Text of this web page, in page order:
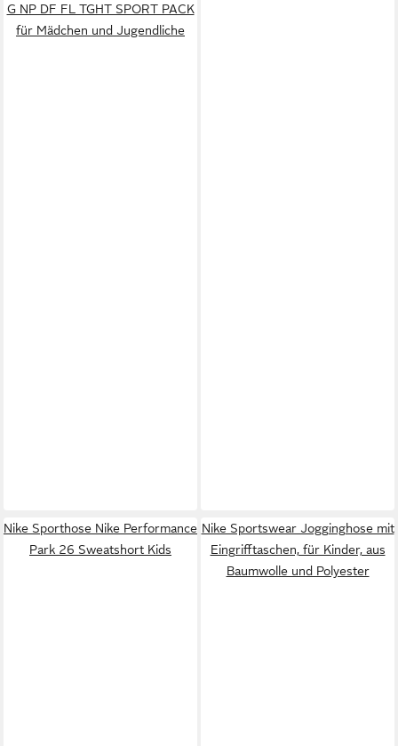
G NP DF FL TGHT SPORT PACK
für Mädchen und Jugendliche
Nike Sporthose Nike Performance
Park 26 Sweatshort Kids
Nike Sportswear Jogginghose mit
Eingrifftaschen, für Kinder, aus
Baumwolle und Polyester